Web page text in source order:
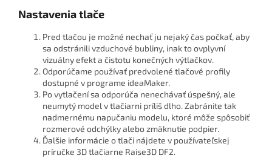
Nastavenia tlače
Pred tlačou je možné nechať ju nejaký čas počkať, aby
sa odstránili vzduchové bubliny, inak to ovplyvní
vizuálny efekt a čistotu konečných výtlačkov.
Odporúčame používať predvolené tlačové profily
dostupné v programe ideaMaker.
Po vytlačení sa odporúča nenechávať úspešný, ale
neumytý model v tlačiarni príliš dlho. Zabránite tak
nadmernému napučaniu modelu, ktoré môže spôsobiť
rozmerové odchýlky alebo zmäknutie podpier.
Ďalšie informácie o tlači nájdete v používateľskej
príručke 3D tlačiarne Raise3D DF2.